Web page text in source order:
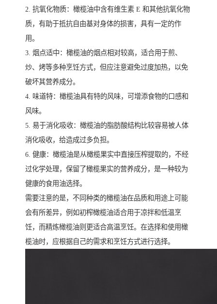
2. 抗氧化物质：橄榄油中含有维生素 E 和其他抗氧化物
质，有助于抵抗自由基对身体的损害，具有一定的作
用。
3. 烟点适中：橄榄油的烟点相对较高，适合用于煎、
炒、烤等多种烹饪方式，但应注意避免过度加热，以免
破坏其营养成分。
4. 味道特：橄榄油具有特的风味，可增添食物的口感和
风味。
5. 易于消化吸收：橄榄油的脂肪酸结构比较容易被人体
消化吸收，给造成过多负担。
6. 健康：橄榄油是从橄榄果实中直接压榨提取的，不经
过化学处理，保留了橄榄果实的营养成分，是一种较为
健康的食用油选择。
需要注意的是，不同种类的橄榄油在品质和用途上可能
会有所差异，例如初榨橄榄油适合用于凉拌和低温烹
饪，而精炼橄榄油则更适合高温烹饪。在选择和使用橄
榄油时，应根据自己的需求和烹饪方式进行选择。